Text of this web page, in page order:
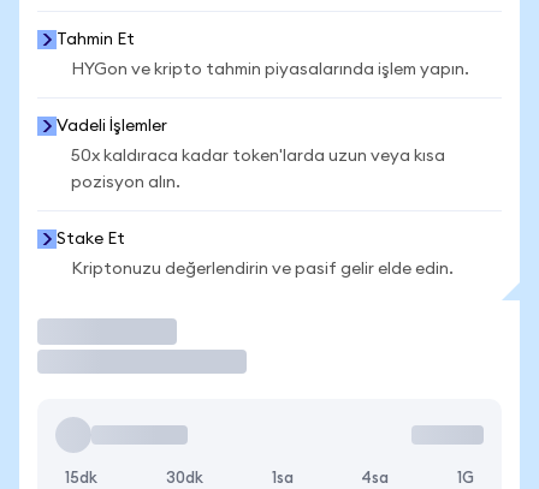
Tahmin Et
HYGon ve kripto tahmin piyasalarında işlem yapın.
Vadeli İşlemler
50x kaldıraca kadar token'larda uzun veya kısa
pozisyon alın.
Stake Et
Kriptonuzu değerlendirin ve pasif gelir elde edin.
15dk 30dk 1sa 4sa 1G